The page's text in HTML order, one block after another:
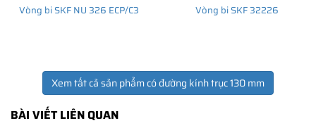
Vòng bi SKF NU 326 ECP/C3 Vòng bi SKF 32226
Xem tất cả sản phẩm có đường kính trục 130 mm
BÀI VIẾT LIÊN QUAN